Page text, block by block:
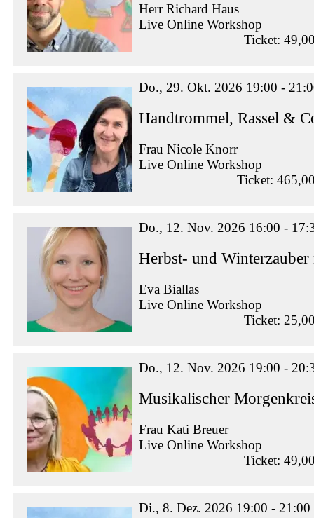
Herr Richard Haus
Live Online Workshop
Ticket:
Do., 29. Okt. 2026 19:00 -
Handtrommel, Rassel &
Frau Nicole Knorr
Live Online Workshop
Ticket:
Do., 12. Nov. 2026 16:00 -
Herbst- und
Eva Biallas
Live Online Workshop
Ticket:
Do., 12. Nov. 2026 19:00 -
Musikalischer
Frau Kati Breuer
Live Online Workshop
Ticket:
Di., 8. Dez. 2026 19:00 - 21:00